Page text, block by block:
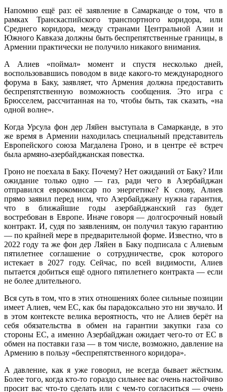
Напомню ещё раз: её заявление в Самарканде о том, что в
рамках Транскаспийского транспортного коридора, или
Среднего коридора, между странами Центральной Азии и
Южного Кавказа должны быть беспрепятственные границы, в
Армении практически не получило никакого внимания.
А Алиев «поймал» момент и спустя несколько дней,
воспользовавшись поводом в виде какого-то международного
форума в Баку, заявляет, что Армения должна предоставить
беспрепятственную возможность сообщения. Это игра с
Брюсселем, рассчитанная на то, чтобы быть, так сказать, «на
одной волне».
Когда Урсула фон дер Ляйен выступала в Самарканде, в это
же время в Армении находилась специальный представитель
Европейского союза Магдалена Гроно, и в центре её встреч
была армяно-азербайджанская повестка.
Гроно не поехала в Баку. Почему? Нет ожиданий от Баку? Или
ожидание только одно — газ, ради чего в Азербайджан
отправился еврокомиссар по энергетике? К слову, Алиев
прямо заявил перед ним, что Азербайджану нужна гарантия,
что в ближайшие годы азербайджанский газ будет
востребован в Европе. Иначе говоря — долгосрочный новый
контракт. И, судя по заявлениям, он получил такую гарантию
— по крайней мере в предварительной форме. Известно, что в
2022 году та же фон дер Ляйен в Баку подписала с Алиевым
пятилетнее соглашение о сотрудничестве, срок которого
истекает в 2027 году. Сейчас, по всей видимости, Алиев
пытается добиться ещё одного пятилетнего контракта — если
не более длительного.
Вся суть в том, что в этих отношениях более сильные позиции
имеет Алиев, чем ЕС, как бы парадоксально это ни звучало. И
в этом контексте велика вероятность, что не Алиев берёт на
себя обязательства в обмен на гарантии закупки газа со
стороны ЕС, а именно Азербайджан ожидает чего-то от ЕС в
обмен на поставки газа — в том числе, возможно, давление на
Армению в пользу «беспрепятственного коридора».
А давление, как я уже говорил, не всегда бывает жёстким.
Более того, когда кто-то гораздо сильнее вас очень настойчиво
просит вас что-то сделать или с чем-то согласиться — очень